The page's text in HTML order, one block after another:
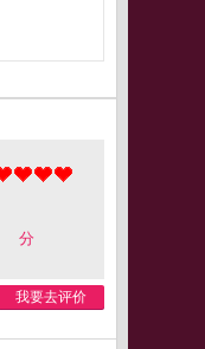
分
我要去评价